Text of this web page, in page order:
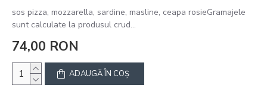
sos pizza, mozzarella, sardine, masline, ceapa rosieGramajele
sunt calculate la produsul crud...
74,00 RON
ADAUGĂ ÎN COŞ